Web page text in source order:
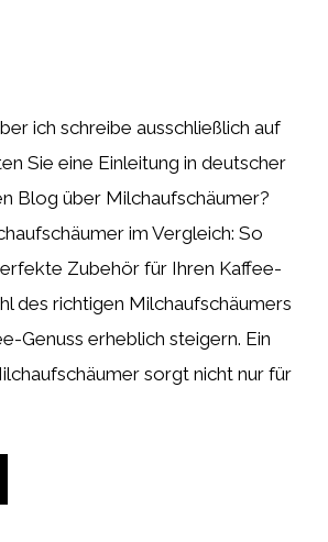
ich schreibe ausschließlich auf
Sie eine Einleitung in deutscher
Blog über Milchaufschäumer?
im Vergleich: So
Zubehör für Ihren Kaffee-
des richtigen Milchaufschäumers
Genuss erheblich steigern. Ein
sorgt nicht nur für